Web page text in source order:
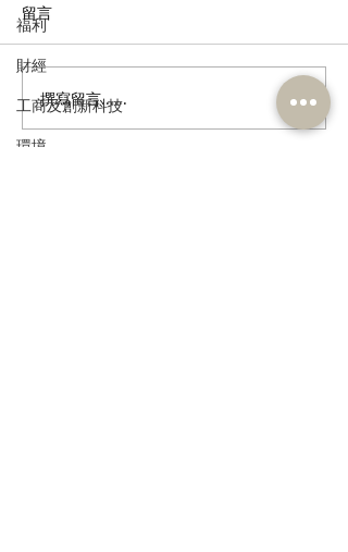
福利
財經
工商及創新科技
環境
陳永光歡迎中醫醫院推展
兩項中西醫協作專病治療
留言
撰寫留言......